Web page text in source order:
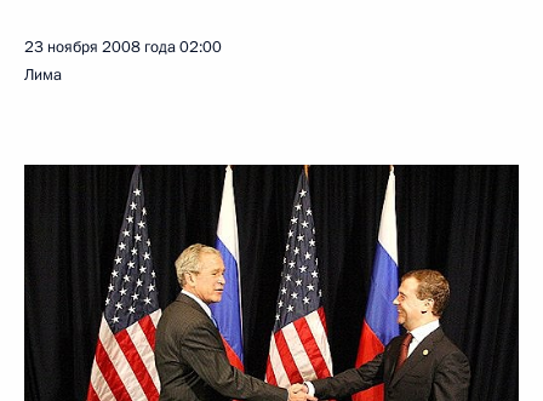
23 ноября 2008 года02:00
Лима